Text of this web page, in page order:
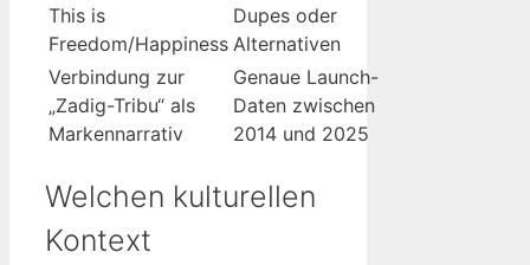
This is
Freedom/Happiness
Dupes oder
Alternativen
Verbindung zur
„Zadig-Tribu“ als
Markennarrativ
Genaue Launch-
Daten zwischen
2014 und 2025
Welchen kulturellen
Kontext